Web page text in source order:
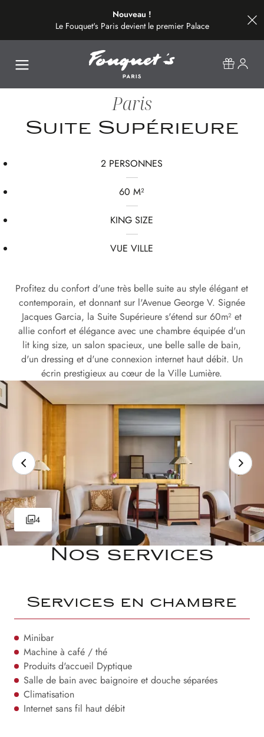
Nouveau !
Le Fouquet's Paris devient le premier Palace
de la plus belle avenue du monde.
Paris
Suite Supérieure
2 PERSONNES
60 M²
KING SIZE
VUE VILLE
Profitez du confort d'une très belle suite au style élégant et
contemporain, et donnant sur l'Avenue George V. Signée
Jacques Garcia, la Suite Supérieure s'étend sur 60m² et
allie confort et élégance avec une chambre équipée d'un
lit king size, un salon spacieux, une belle salle de bain,
d'un dressing et d'une connexion internet haut débit. Un
écrin prestigieux au cœur de la Ville Lumière.
4
Nos services
Services en chambre
Minibar
Machine à café / thé
Produits d'accueil Dyptique
Salle de bain avec baignoire et douche séparées
Climatisation
Internet sans fil haut débit